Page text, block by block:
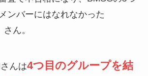
ンバーにはなれなかった
ん。
んは4つ目のグループを結